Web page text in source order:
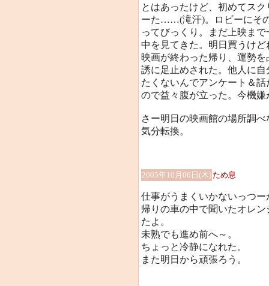
とはあったけど、初めてス
ーた……(滝汗)。ロビーにそ
ってびっくり。まだ上映ま
中を見てきた。明日買うけど
映画が終わった帰り、運勢
誘に足止めされた。他人に
たくないんでアンケート＆
ので益々腹が立った。今機
さー明日の映画館の場所調べ
気分転換。
2005年10月06日(木) ため息
仕事がうまくいかないっつ
帰りの車の中で聞いたオレ
たよ。
未熟でも進め前へ～。
ちょっと冷静になれた。
また明日から頑張ろう。